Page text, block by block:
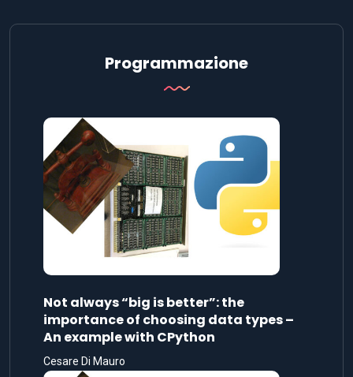
Programmazione
Not always “big is better”: the
importance of choosing data types –
An example with CPython
Cesare Di Mauro